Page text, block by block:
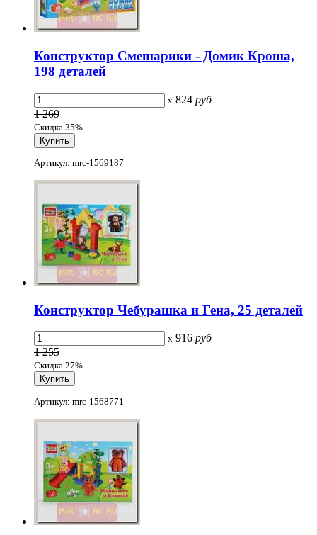
Конструктор Смешарики - Домик Кроша,
198 деталей
x 824 руб
1 269
Скидка 35%
Артикул: mrc-1569187
Конструктор Чебурашка и Гена, 25 деталей
x 916 руб
1 255
Скидка 27%
Артикул: mrc-1568771